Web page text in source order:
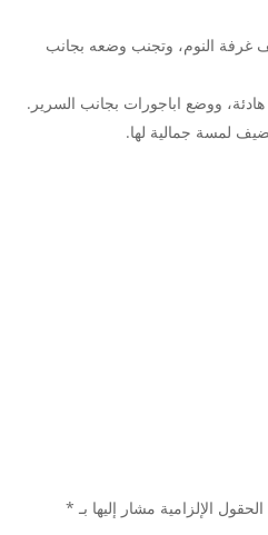
النوم، وتجنب وضعه بجانب
ووضع اباجورات بجانب السرير.
لمسة جمالية لها.
الحقول الإلزامية مشار إليها بـ *